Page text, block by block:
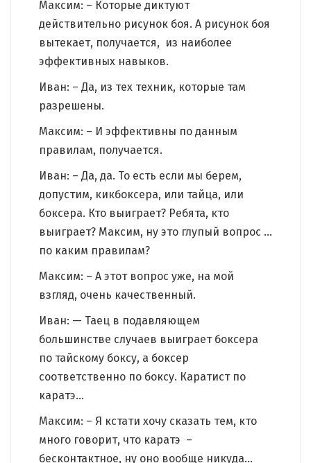
Максим: – Которые диктуют
действительно рисунок боя. А рисунок боя
вытекает, получается, из наиболее
эффективных навыков.
Иван: – Да, из тех техник, которые там
разрешены.
Максим: – И эффективны по данным
правилам, получается.
Иван: – Да, да. То есть если мы берем,
допустим, кикбоксера, или тайца, или
боксера. Кто выиграет? Ребята, кто
выиграет? Максим, ну это глупый вопрос …
по каким правилам?
Максим: – А этот вопрос уже, на мой
взгляд, очень качественный.
Иван: — Таец в подавляющем
большинстве случаев выиграет боксера
по тайскому боксу, а боксер
соответственно по боксу. Каратист по
каратэ…
Максим: – Я кстати хочу сказать тем, кто
много говорит, что каратэ –
бесконтактное, ну оно вообще никуда…